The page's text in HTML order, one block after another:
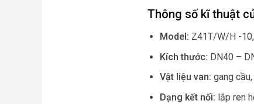
Thông số kĩ thuật
Model: Z41T/W/H -
Kích thước: DN40 –
Vật liệu van: gang
Dạng kết nối: lắp ren